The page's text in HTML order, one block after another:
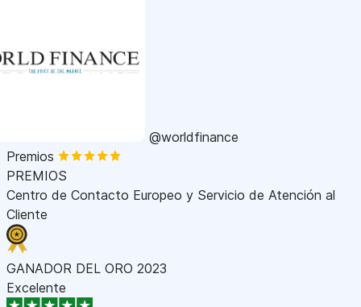
@worldfinance
Premios
PREMIOS
Centro de Contacto Europeo y Servicio de Atención al
Cliente
GANADOR DEL ORO 2023
Excelente